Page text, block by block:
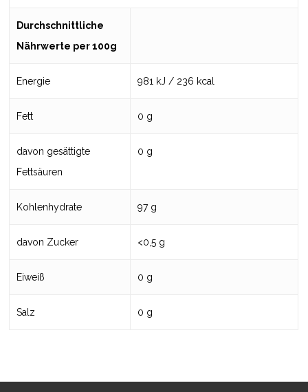
Durchschnittliche
Nährwerte per 100g
Energie 981 kJ / 236 kcal
Fett 0 g
davon gesättigte
Fettsäuren
0 g
Kohlenhydrate 97 g
davon Zucker <0,5 g
Eiweiß 0 g
Salz 0 g